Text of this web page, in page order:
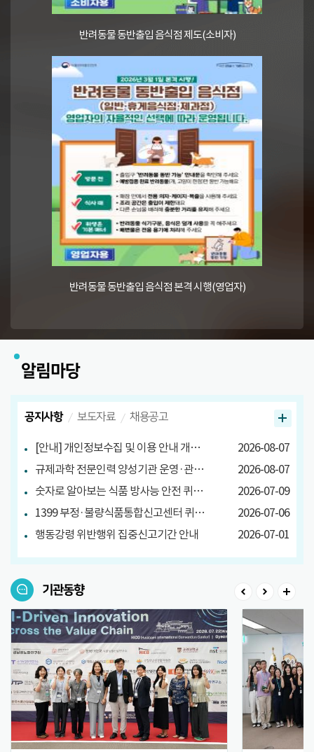
반려동물 동반출입 음식점 제도(소비자)
반려동물 동반출입 음식점 본격 시행(영업자)
알림마당
공지사항
[안내] 개인정보수집 및 이용 안내 개정 안내
2026-08-07
규제과학 전문인력 양성기관 운영·관리방안 마련 연구 관련 설문조사
2026-08-07
숫자로 알아보는 식품 방사능 안전 퀴즈 당첨자 발표
2026-07-09
1399 부정·불량식품통합신고센터 퀴즈 이벤트 당첨자 발표
2026-07-06
행동강령 위반행위 집중신고기간 안내
2026-07-01
보도자료 채용공고
기관동향